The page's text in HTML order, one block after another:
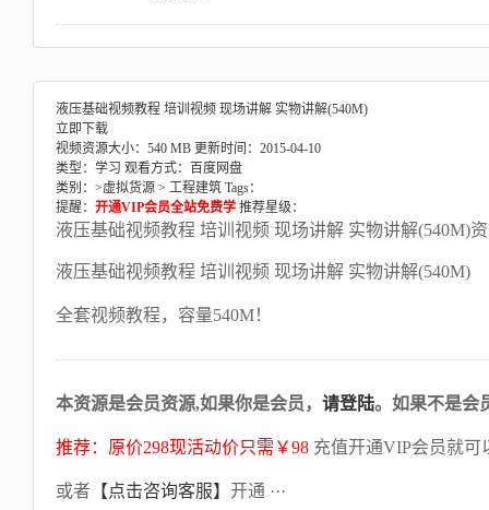
液压基础视频教程 培训视频 现场讲解 实物讲解(540M)
立即下载
视频资源大小：540 MB 更新时间：2015-04-10
类型：学习 观看方式：百度网盘
类别：>虚拟货源 > 工程建筑 Tags：
提醒： 开通VIP会员全站免费学 推荐星级：
液压基础视频教程 培训视频 现场讲解 实物讲解(540M)
液压基础视频教程 培训视频 现场讲解 实物讲解(540M)
全套视频教程，容量540M！
本资源是会员资源,如果你是会员， 请登陆。如果不是会
推荐：原价298现活动价只需￥98 充值开通VIP会员就可
或者 【点击咨询客服】 开通 ···